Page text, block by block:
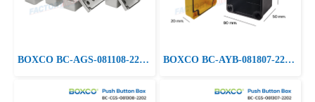
BOXCO BC-AGS-081108-2201 Plastic Push Botton Boxes BOXCO BC-AYB-081807-2203 Color Push Botton Box, Screw Type